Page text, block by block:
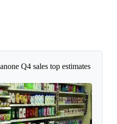
Q4 sales top estimates